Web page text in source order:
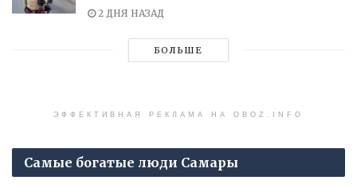
2 ДНЯ НАЗАД
БОЛЬШЕ
ЭФФЕКТИВНАЯ РЕКЛАМА НА OBOZ.INFO
Самые богатые люди Самары